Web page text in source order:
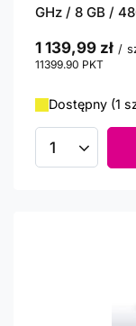
GHz / 8 GB /
1 139,99 zł /
11399.90 PKT
Dostępny (1
Ilość